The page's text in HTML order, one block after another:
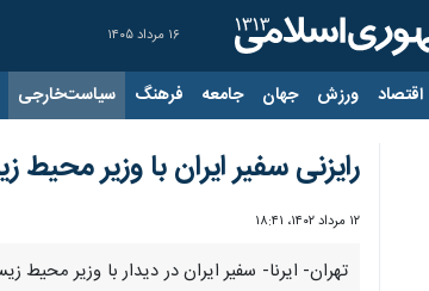
۱۶ مرداد ۱۴۰۵
اقتصاد ورزش جهان جامعه فرهنگ سیاست‌خارجی
رایزنی سفیر ایران با وزیر
۱۲ مرداد ۱۴۰۲، ۱۸:۴۱
تهران- ایرنا- سفیر ایران در دیدار با وزیر